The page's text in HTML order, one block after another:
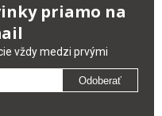
priamo na
vždy medzi prvými
Odoberať